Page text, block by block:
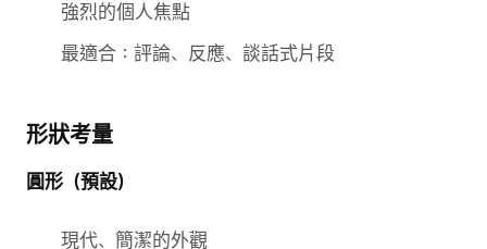
強烈的個人焦點
最適合：評論、反應、談話式片段
形狀考量
圓形（預設）
現代、簡潔的外觀